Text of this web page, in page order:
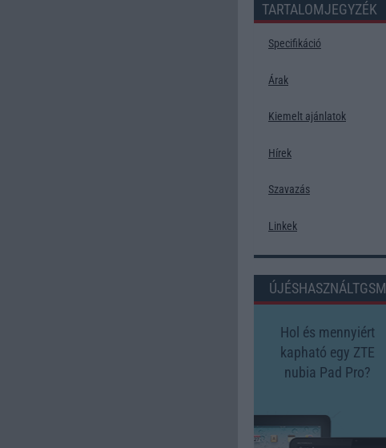
TARTALOMJEGYZÉK
Specifikáció
Árak
Kiemelt ajánlatok
Hírek
Szavazás
Linkek
ÚJÉSHASZNÁLTGSM
Hol és mennyiért
kapható egy ZTE
nubia Pad Pro?